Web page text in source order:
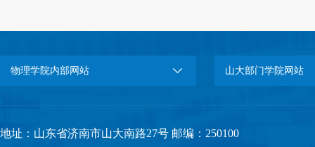
物理学院内部网站 山大部门学院网站
地址：山东省济南市山大南路27号 邮编：250100